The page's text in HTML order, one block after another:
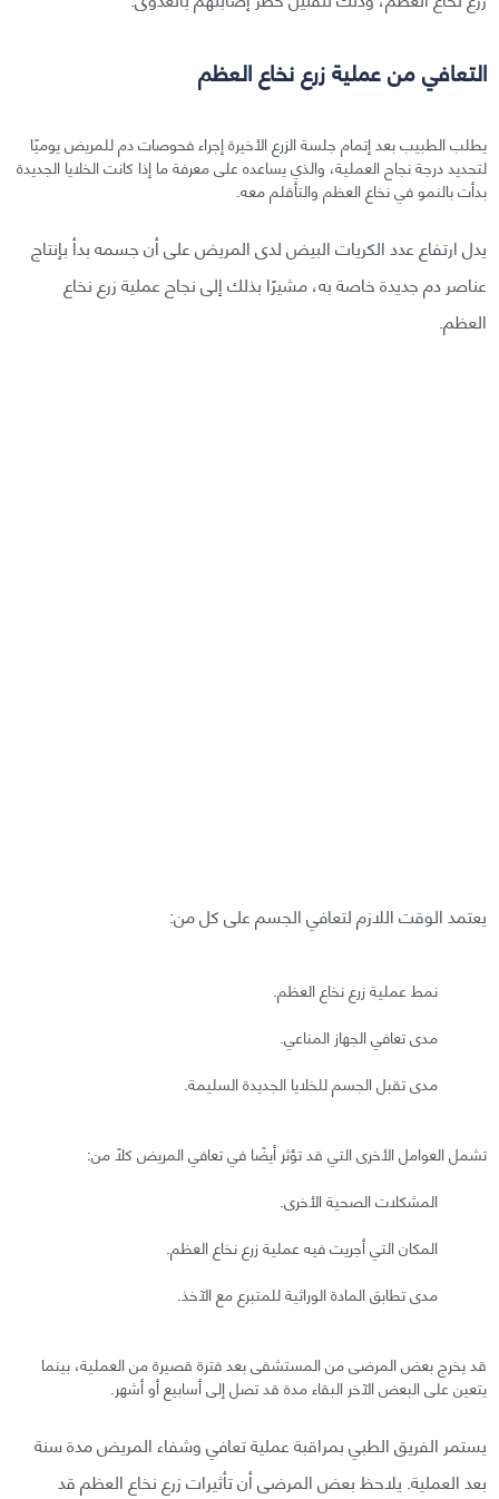
التعافي من عملية زرع نخاع العظم
يطلب الطبيب بعد إتمام جلسة الزرع الأخيرة إجراء فحوصات دم للمريض يوميًا
لتحديد درجة نجاح العملية، والذي يساعده على معرفة ما إذا كانت الخلايا الجديدة
بدأت بالنمو في نخاع العظم والتأقلم معه.
يدل ارتفاع عدد الكريات البيض لدى المريض على أن جسمه بدأ بإنتاج
عناصر دم جديدة خاصة به، مشيرًا بذلك إلى نجاح عملية زرع نخاع
العظم.
يعتمد الوقت اللازم لتعافي الجسم على كل من:
نمط عملية زرع نخاع العظم.
مدى تعافي الجهاز المناعي.
مدى تقبل الجسم للخلايا الجديدة السليمة.
تشمل العوامل الأخرى التي قد تؤثر أيضًا في تعافي المريض كلًا من:
المشكلات الصحية الأخرى.
المكان التي أجريت فيه عملية زرع نخاع العظم.
مدى تطابق المادة الوراثية للمتبرع مع الآخذ.
قد يخرج بعض المرضى من المستشفى بعد فترة قصيرة من العملية، بينما
يتعين على البعض الآخر البقاء مدة قد تصل إلى أسابيع أو أشهر.
يستمر الفريق الطبي بمراقبة عملية تعافي وشفاء المريض مدة سنة
بعد العملية. يلاحظ بعض المرضى أن تأثيرات زرع نخاع العظم قد